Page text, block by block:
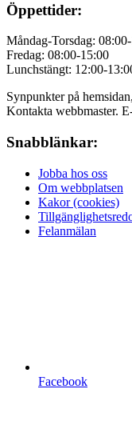
Öppettider:
Måndag-Torsdag:
Fredag: 08:00-15:00
Lunchstängt: 12:00-
Synpunkter på
Kontakta webbmaster.
Snabblänkar:
Jobba hos oss
Om webbplatsen
Kakor (cookies)
Felanmälan
Facebook